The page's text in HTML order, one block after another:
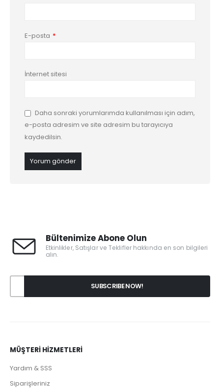
E-posta *
İnternet sitesi
Daha sonraki yorumlarımda kullanılması için adım,
e-posta adresim ve site adresim bu tarayıcıya
kaydedilsin.
Bültenimize Abone Olun
Etkinlikler, Satışlar ve Teklifler hakkında en son bilgileri
alın.
MÜŞTERİ HİZMETLERİ
Yardım & SSS
Siparişleriniz